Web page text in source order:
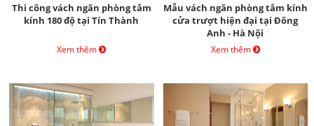
Thi công vách ngăn phòng tắm
kính 180 độ tại Tín Thành
Xem thêm
Mẫu vách ngăn phòng tắm kính
cửa trượt hiện đại tại Đông
Anh - Hà Nội
Xem thêm